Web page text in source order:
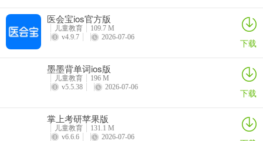
医会宝ios官方版
儿童教育
109.7 M
v4.9.7
2026-07-06 下载
墨墨背单词ios版
儿童教育
196 M
v5.5.38
2026-07-06 下载
掌上考研苹果版
儿童教育
131.1 M
v6.6.6
2026-07-06